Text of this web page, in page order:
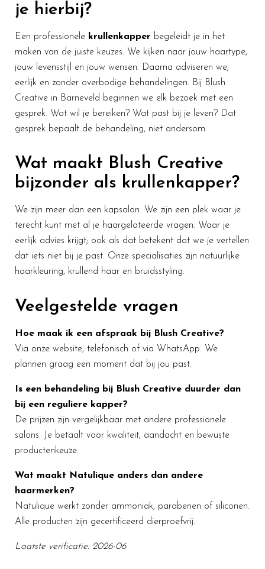
je hierbij?
Een professionele krullenkapper begeleidt je in het
maken van de juiste keuzes. We kijken naar jouw haartype,
jouw levensstijl en jouw wensen. Daarna adviseren we;
eerlijk en zonder overbodige behandelingen. Bij Blush
Creative in Barneveld beginnen we elk bezoek met een
gesprek. Wat wil je bereiken? Wat past bij je leven? Dat
gesprek bepaalt de behandeling, niet andersom.
Wat maakt Blush Creative
bijzonder als krullenkapper?
We zijn meer dan een kapsalon. We zijn een plek waar je
terecht kunt met al je haargelateerde vragen. Waar je
eerlijk advies krijgt; ook als dat betekent dat we je vertellen
dat iets niet bij je past. Onze specialisaties zijn natuurlijke
haarkleuring, krullend haar en bruidsstyling.
Veelgestelde vragen
Hoe maak ik een afspraak bij Blush Creative?
Via onze website, telefonisch of via WhatsApp. We
plannen graag een moment dat bij jou past.
Is een behandeling bij Blush Creative duurder dan
bij een reguliere kapper?
De prijzen zijn vergelijkbaar met andere professionele
salons. Je betaalt voor kwaliteit, aandacht en bewuste
productenkeuze.
Wat maakt Natulique anders dan andere
haarmerken?
Natulique werkt zonder ammoniak, parabenen of siliconen.
Alle producten zijn gecertificeerd dierproefvrij.
Laatste verificatie: 2026-06